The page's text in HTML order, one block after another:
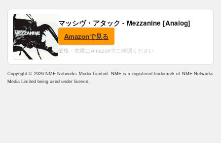
マッシヴ・アタック - Mezzanine [Analog]
Amazonで見る
価格・在庫はAmazonでご確認ください
Copyright © 2026 NME Networks Media Limited. NME is a registered trademark of NME Networks
Media Limited being used under licence.